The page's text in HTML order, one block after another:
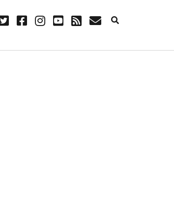
twitterfacebook
instagram
youtube
rss E-